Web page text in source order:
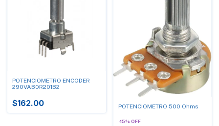
POTENCIOMETRO ENCODER
290VAB0R201B2
$162.00 POTENCIOMETRO 500 Ohms
-15% OFF